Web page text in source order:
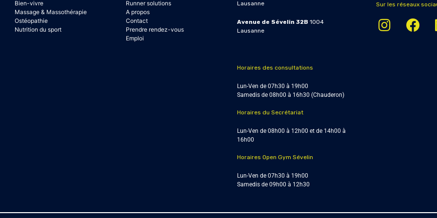
Bien-vivre
Massage & Massothérapie
Ostéopathie
Nutrition du sport
Runner solutions
A propos
Contact
Prendre rendez-vous
Emploi
Lausanne
Avenue de Sévelin 32B 1004
Lausanne
Horaires des consultations
Lun-Ven de 07h30 à 19h00
Samedis de 08h00 à 16h30 (Chauderon)
Horaires du Secrétariat
Lun-Ven de 08h00 à 12h00 et de 14h00 à
16h00
Horaires Open Gym Sévelin
Lun-Ven de 07h30 à 19h00
Samedis de 09h00 à 12h30
Sur les réseaux